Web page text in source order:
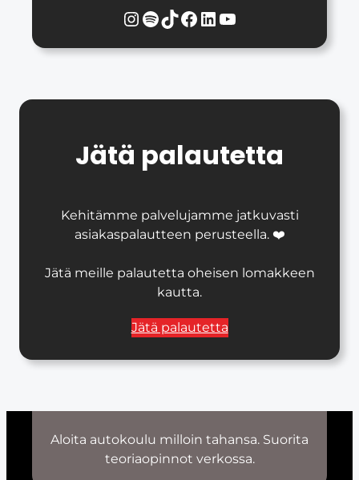
Instagram
Spotify
TikTok
Facebook
LinkedIn
YouTube
Jätä palautetta
Kehitämme palvelujamme jatkuvasti
asiakaspalautteen perusteella. ❤️
Jätä meille palautetta oheisen lomakkeen
kautta.
Jätä palautetta
Aloita autokoulu milloin tahansa. Suorita
teoriaopinnot verkossa.